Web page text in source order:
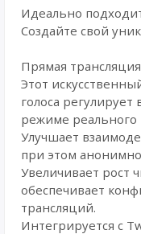
Идеально
Создайте свой
Прямая трансляция
Этот
голоса регулирует
режиме реального
Улучшает
при этом
Увеличивает рост
обеспечивает
трансляций.
Интегрируется с